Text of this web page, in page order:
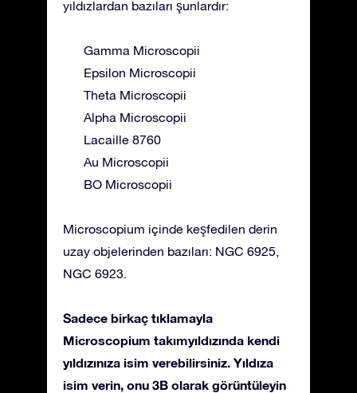
yıldızlardan bazıları şunlardır:
Gamma Microscopii
Epsilon Microscopii
Theta Microscopii
Alpha Microscopii
Lacaille 8760
Au Microscopii
BO Microscopii
Microscopium içinde keşfedilen derin
uzay objelerinden bazıları: NGC 6925,
NGC 6923.
Sadece birkaç tıklamayla
Microscopium takımyıldızında kendi
yıldızınıza isim verebilirsiniz. Yıldıza
isim verin, onu 3B olarak görüntüleyin